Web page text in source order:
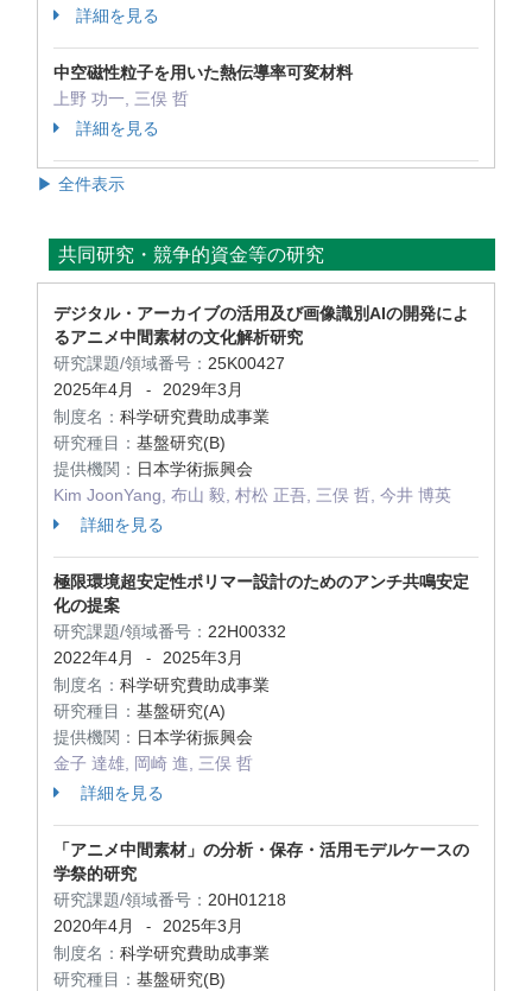
詳細を見る
中空磁性粒子を用いた熱伝導率可変材料
上野 功一, 三俣 哲
詳細を見る
▶ 全件表示
共同研究・競争的資金等の研究
デジタル・アーカイブの活用及び画像識別AIの開発によ
るアニメ中間素材の文化解析研究
研究課題/領域番号： 25K00427
2025年4月
-
2029年3月
制度名： 科学研究費助成事業
研究種目： 基盤研究(B)
提供機関： 日本学術振興会
Kim JoonYang, 布山 毅, 村松 正吾, 三俣 哲, 今井 博英
詳細を見る
極限環境超安定性ポリマー設計のためのアンチ共鳴安定
化の提案
研究課題/領域番号： 22H00332
2022年4月
-
2025年3月
制度名： 科学研究費助成事業
研究種目： 基盤研究(A)
提供機関： 日本学術振興会
金子 達雄, 岡崎 進, 三俣 哲
詳細を見る
「アニメ中間素材」の分析・保存・活用モデルケースの
学祭的研究
研究課題/領域番号： 20H01218
2020年4月
-
2025年3月
制度名： 科学研究費助成事業
研究種目： 基盤研究(B)